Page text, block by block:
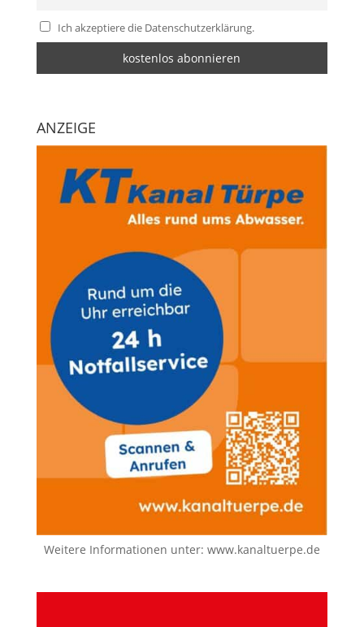
Ich akzeptiere die Datenschutzerklärung.
ANZEIGE
Weitere Informationen unter: www.kanaltuerpe.de